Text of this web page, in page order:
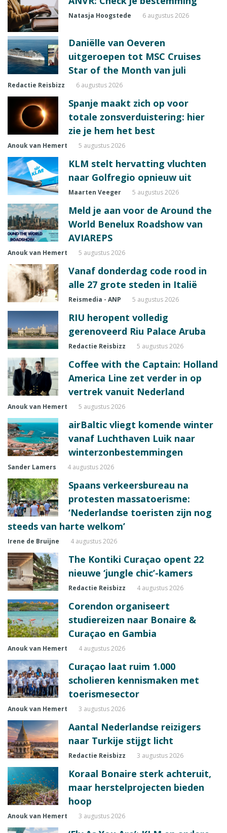
Natasja Hoogstede 6 augustus 2026
Daniëlle van Oeveren
uitgeroepen tot MSC Cruises
Star of the Month van juli
Redactie Reisbizz 6 augustus 2026
Spanje maakt zich op voor
totale zonsverduistering: hier
zie je hem het best
Anouk van Hemert 5 augustus 2026
KLM stelt hervatting vluchten
naar Golfregio opnieuw uit
Maarten Veeger 5 augustus 2026
Meld je aan voor de Around the
World Benelux Roadshow van
AVIAREPS
Anouk van Hemert 5 augustus 2026
Vanaf donderdag code rood in
alle 27 grote steden in Italië
Reismedia - ANP 5 augustus 2026
RIU heropent volledig
gerenoveerd Riu Palace Aruba
Redactie Reisbizz 5 augustus 2026
Coffee with the Captain: Holland
America Line zet verder in op
vertrek vanuit Nederland
Anouk van Hemert 5 augustus 2026
airBaltic vliegt komende winter
vanaf Luchthaven Luik naar
winterzonbestemmingen
Sander Lamers 4 augustus 2026
Spaans verkeersbureau na
protesten massatoerisme:
‘Nederlandse toeristen zijn nog
steeds van harte welkom’
Irene de Bruijne 4 augustus 2026
The Kontiki Curaçao opent 22
nieuwe ‘jungle chic’-kamers
Redactie Reisbizz 4 augustus 2026
Corendon organiseert
studiereizen naar Bonaire &
Curaçao en Gambia
Anouk van Hemert 4 augustus 2026
Curaçao laat ruim 1.000
scholieren kennismaken met
toerismesector
Anouk van Hemert 3 augustus 2026
Aantal Nederlandse reizigers
naar Turkije stijgt licht
Redactie Reisbizz 3 augustus 2026
Koraal Bonaire sterk achteruit,
maar herstelprojecten bieden
hoop
Anouk van Hemert 3 augustus 2026